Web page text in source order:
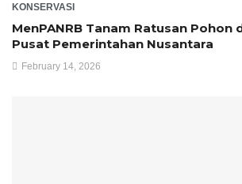
KONSERVASI
MenPANRB Tanam Ratusan Pohon
Pusat Pemerintahan Nusantara
February 14, 2026